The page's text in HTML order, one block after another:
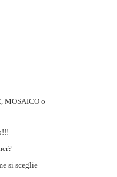
MOSAICO o
si sceglie